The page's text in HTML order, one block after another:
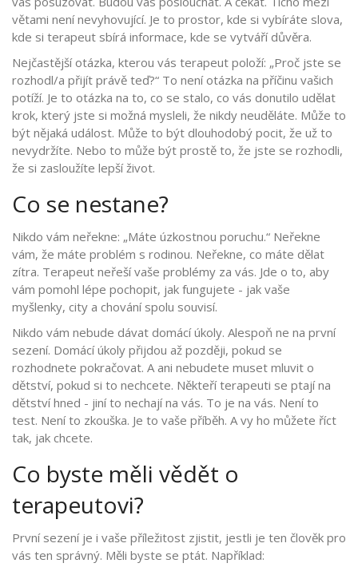
větami není nevyhovující. Je to prostor, kde si vybíráte slova,
kde si terapeut sbírá informace, kde se vytváří důvěra.
Nejčastější otázka, kterou vás terapeut položí: „Proč jste se
rozhodl/a přijít právě teď?“ To není otázka na příčinu vašich
potíží. Je to otázka na to, co se stalo, co vás donutilo udělat
krok, který jste si možná mysleli, že nikdy neuděláte. Může to
být nějaká událost. Může to být dlouhodobý pocit, že už to
nevydržíte. Nebo to může být prostě to, že jste se rozhodli,
že si zasloužíte lepší život.
Co se nestane?
Nikdo vám neřekne: „Máte úzkostnou poruchu.“ Neřekne
vám, že máte problém s rodinou. Neřekne, co máte dělat
zítra. Terapeut neřeší vaše problémy za vás. Jde o to, aby
vám pomohl lépe pochopit, jak fungujete - jak vaše
myšlenky, city a chování spolu souvisí.
Nikdo vám nebude dávat domácí úkoly. Alespoň ne na první
sezení. Domácí úkoly přijdou až později, pokud se
rozhodnete pokračovat. A ani nebudete muset mluvit o
dětství, pokud si to nechcete. Někteří terapeuti se ptají na
dětství hned - jiní to nechají na vás. To je na vás. Není to
test. Není to zkouška. Je to vaše příběh. A vy ho můžete říct
tak, jak chcete.
Co byste měli vědět o
terapeutovi?
První sezení je i vaše příležitost zjistit, jestli je ten člověk pro
vás ten správný. Měli byste se ptát. Například: